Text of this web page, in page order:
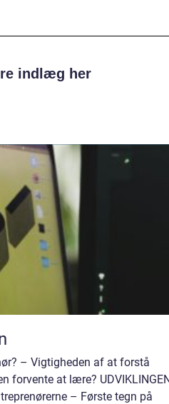
indlæg her
– Vigtigheden af at forstå
forvente at lære?
– Første tegn på